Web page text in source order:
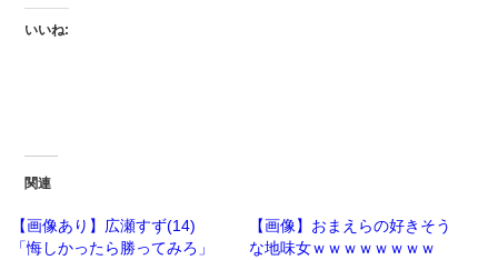
いいね:
関連
【画像あり】広瀬すず(14)
「悔しかったら勝ってみろ」
【画像】おまえらの好きそう
な地味女ｗｗｗｗｗｗｗｗ